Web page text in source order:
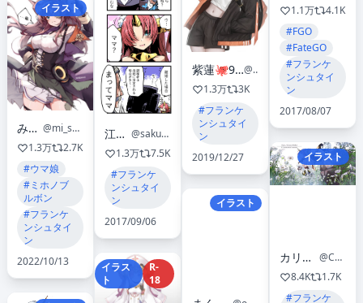
イラスト
みそに
@mi_so_ni_t
1.3万
2.7K
#ウマ娘
#ミホノブ
ルボン
#フランケ
ンシュタイ
ン
2022/10/13
江鳥さくら
@sakura30053445
1.3万
7.5K
#フランケ
ンシュタイ
ン
2017/09/06
イラス
ト
R-
18
紫蓮🐙9月からのお仕事募集
@liliy_art
1.3万
3K
#フランケ
ンシュタイ
ン
2019/12/27
イラスト
1.1万
4.1K
#FGO
#FateGO
#フランケ
ンシュタイ
ン
2017/08/07
イラスト
カリマリカ／CARIMARICA
@CARIMARICA_caca
8.4K
1.7K
#フランケ